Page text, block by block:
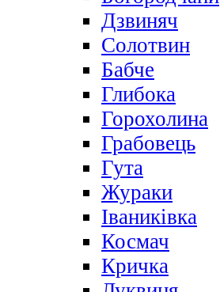
Дзвиняч
Солотвин
Бабче
Глибока
Горохолина
Грабовець
Гута
Жураки
Іваниківка
Космач
Кричка